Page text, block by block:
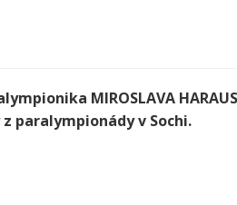
MIROSLAVA
paralympionády v Sochi.